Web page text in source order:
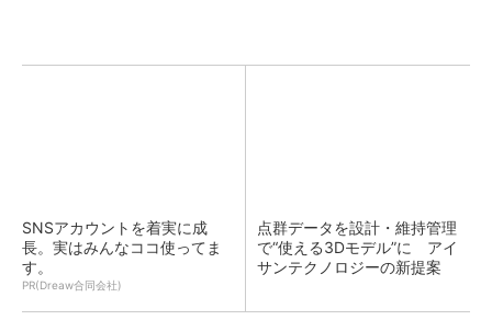
SNSアカウントを着実に成
長。実はみんなココ使ってま
す。
PR(Dreaw合同会社)
点群データを設計・維持管理
で“使える3Dモデル”に アイ
サンテクノロジーの新提案